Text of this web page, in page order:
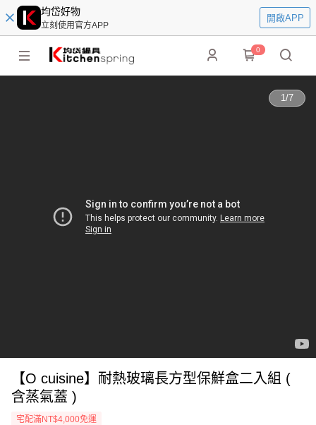
均岱好物
立刻使用官方APP
開啟APP
0
1/7
【O cuisine】耐熱玻璃長方型保鮮盒二入組 (
含蒸氣蓋 )
宅配滿NT$4,000免運